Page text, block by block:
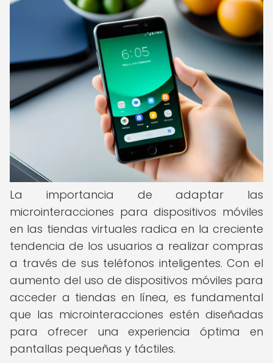
La importancia de adaptar las
microinteracciones para dispositivos móviles
en las tiendas virtuales radica en la creciente
tendencia de los usuarios a realizar compras
a través de sus teléfonos inteligentes. Con el
aumento del uso de dispositivos móviles para
acceder a tiendas en línea, es fundamental
que las microinteracciones estén diseñadas
para ofrecer una experiencia óptima en
pantallas pequeñas y táctiles.